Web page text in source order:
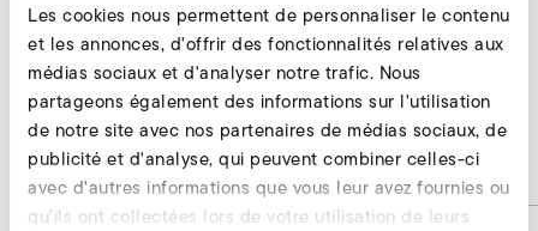
Les cookies nous permettent de personnaliser le contenu
et les annonces, d'offrir des fonctionnalités relatives aux
médias sociaux et d'analyser notre trafic. Nous
partageons également des informations sur l'utilisation
de notre site avec nos partenaires de médias sociaux, de
publicité et d'analyse, qui peuvent combiner celles-ci
avec d'autres informations que vous leur avez fournies ou
qu'ils ont collectées lors de votre utilisation de leurs
AirKnife
1SD 910
Numéro d'article AirKnife